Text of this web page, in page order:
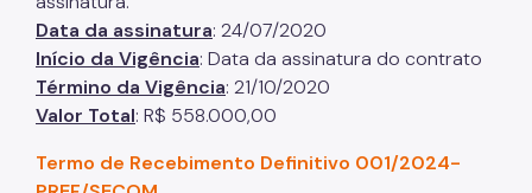
Data da assinatura: 24/07/2020
Início da Vigência: Data da assinatura do contrato
Término da Vigência: 21/10/2020
Valor Total: R$ 558.000,00
Termo de Recebimento Definitivo 001/2024-